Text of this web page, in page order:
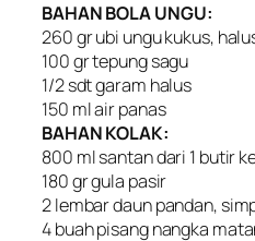
BAHAN BOLA UNGU:
260 gr ubi ungu kukus,
100 gr tepung sagu
1/2 sdt garam halus
150 ml air panas
BAHAN KOLAK:
800 ml santan dari 1 butir
180 gr gula pasir
2 lembar daun pandan,
4 buah pisang nangka